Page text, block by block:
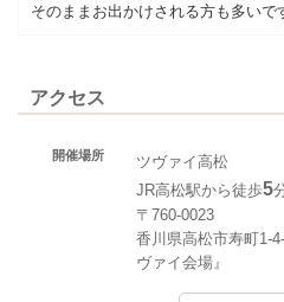
そのままお出かけされる方も多いで
アクセス
開催場所
ツヴァイ高松
JR高松駅から徒歩5
〒760-0023
香川県高松市寿町1-
ヴァイ会場』